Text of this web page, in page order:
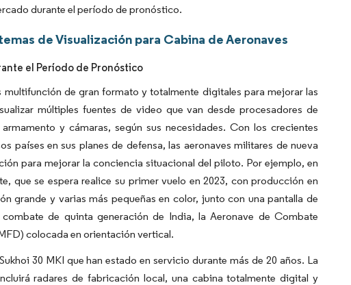
durante el período de pronóstico.
de Visualización para Cabina de Aeronaves
el Período de Pronóstico
de gran formato y totalmente digitales para mejorar las
múltiples fuentes de video que van desde procesadores de
y cámaras, según sus necesidades. Con los crecientes
en sus planes de defensa, las aeronaves militares de nueva
para mejorar la conciencia situacional del piloto. Por ejemplo, en
que se espera realice su primer vuelo en 2023, con producción en
grande y varias más pequeñas en color, junto con una pantalla de
de quinta generación de India, la Aeronave de Combate
colocada en orientación vertical.
30 MKI que han estado en servicio durante más de 20 años. La
radares de fabricación local, una cabina totalmente digital y